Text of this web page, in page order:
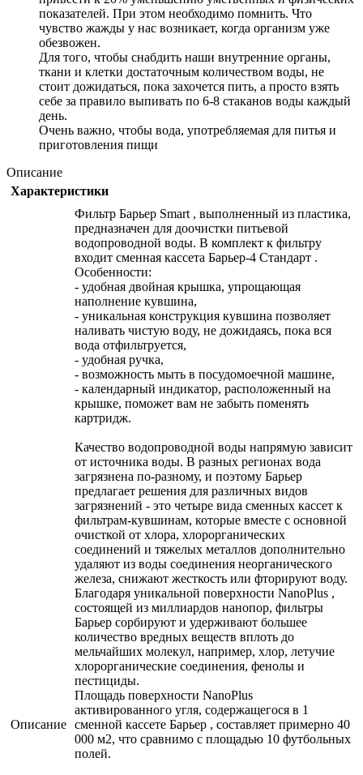
показателей. При этом необходимо помнить. Что
чувство жажды у нас возникает, когда организм уже
обезвожен.
Для того, чтобы снабдить наши внутренние органы,
ткани и клетки достаточным количеством воды, не
стоит дожидаться, пока захочется пить, а просто взять
себе за правило выпивать по 6-8 стаканов воды каждый
день.
Очень важно, чтобы вода, употребляемая для питья и
приготовления пищи
Описание
Характеристики
Описание
Фильтр Барьер Smart , выполненный из пластика,
предназначен для доочистки питьевой
водопроводной воды. В комплект к фильтру
входит сменная кассета Барьер-4 Стандарт .
Особенности:
- удобная двойная крышка, упрощающая
наполнение кувшина,
- уникальная конструкция кувшина позволяет
наливать чистую воду, не дожидаясь, пока вся
вода отфильтруется,
- удобная ручка,
- возможность мыть в посудомоечной машине,
- календарный индикатор, расположенный на
крышке, поможет вам не забыть поменять
картридж.
Качество водопроводной воды напрямую зависит
от источника воды. В разных регионах вода
загрязнена по-разному, и поэтому Барьер
предлагает решения для различных видов
загрязнений - это четыре вида сменных кассет к
фильтрам-кувшинам, которые вместе с основной
очисткой от хлора, хлорорганических
соединений и тяжелых металлов дополнительно
удаляют из воды соединения неорганического
железа, снижают жесткость или фторируют воду.
Благодаря уникальной поверхности NanoPlus ,
состоящей из миллиардов нанопор, фильтры
Барьер сорбируют и удерживают большее
количество вредных веществ вплоть до
мельчайших молекул, например, хлор, летучие
хлорорганические соединения, фенолы и
пестициды.
Площадь поверхности NanoPlus
активированного угля, содержащегося в 1
сменной кассете Барьер , составляет примерно 40
000 м2, что сравнимо с площадью 10 футбольных
полей.